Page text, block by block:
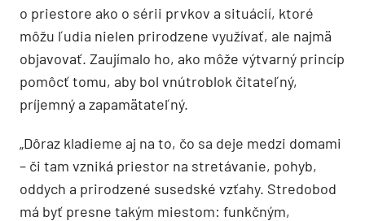
o priestore ako o sérii prvkov a situácií, ktoré
môžu ľudia nielen prirodzene využívať, ale najmä
objavovať. Zaujímalo ho, ako môže výtvarný princíp
pomôcť tomu, aby bol vnútroblok čitateľný,
príjemný a zapamätateľný.
„Dôraz kladieme aj na to, čo sa deje medzi domami
– či tam vzniká priestor na stretávanie, pohyb,
oddych a prirodzené susedské vzťahy. Stredobod
má byť presne takým miestom: funkčným,